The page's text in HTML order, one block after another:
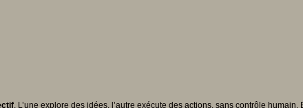
. L’une explore des idées, l’autre exécute des actions, sans contrôle